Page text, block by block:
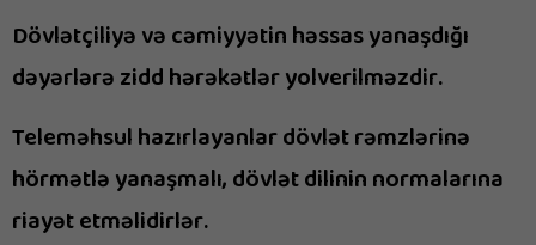
Dövlətçiliyə və cəmiyyətin həssas yanaşdığı
dəyərlərə zidd hərəkətlər yolverilməzdir.
Teleməhsul hazırlayanlar dövlət rəmzlərinə
hörmətlə yanaşmalı, dövlət dilinin normalarına
riayət etməlidirlər.